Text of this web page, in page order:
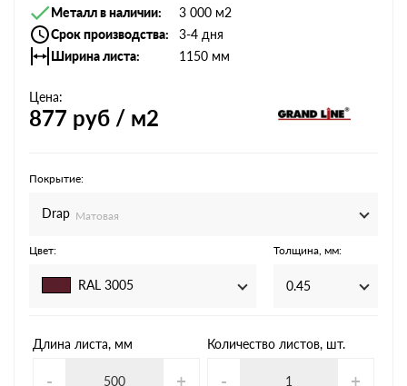
Металл в наличии
3 000 м2
Срок производства
3-4 дня
Ширина листа
1150 мм
Цена:
877 руб / м2
Покрытие:
Drap Матовая
Цвет:
RAL 3005
Толщина, мм:
0.45
Длина листа, мм
- +
Количество листов, шт.
- +